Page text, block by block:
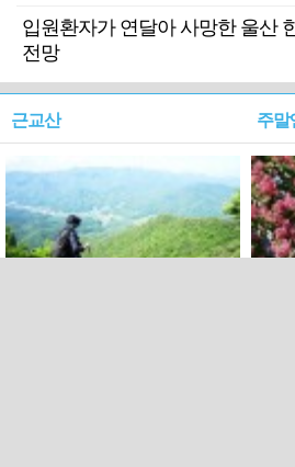
입원환자가 연달아 사망한 울산
전망
근교산 주말